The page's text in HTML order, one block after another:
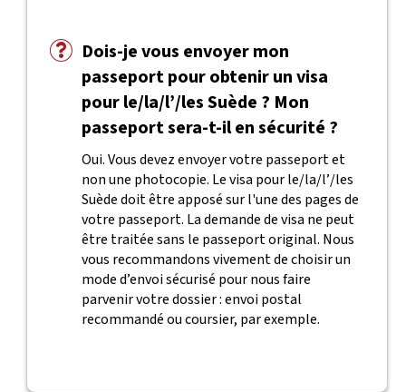
Dois-je vous envoyer mon
passeport pour obtenir un visa
pour le/la/l’/les Suède ? Mon
passeport sera-t-il en sécurité ?
Oui. Vous devez envoyer votre passeport et
non une photocopie. Le visa pour le/la/l’/les
Suède doit être apposé sur l'une des pages de
votre passeport. La demande de visa ne peut
être traitée sans le passeport original. Nous
vous recommandons vivement de choisir un
mode d’envoi sécurisé pour nous faire
parvenir votre dossier : envoi postal
recommandé ou coursier, par exemple.